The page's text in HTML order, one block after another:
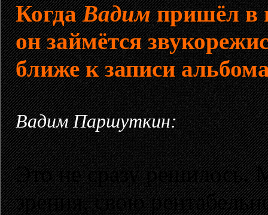
КогдаВадимпришёл в
он займётся
ближе к записи
Вадим Паршуткин:
Это не сразу решилось.
зрения, свою